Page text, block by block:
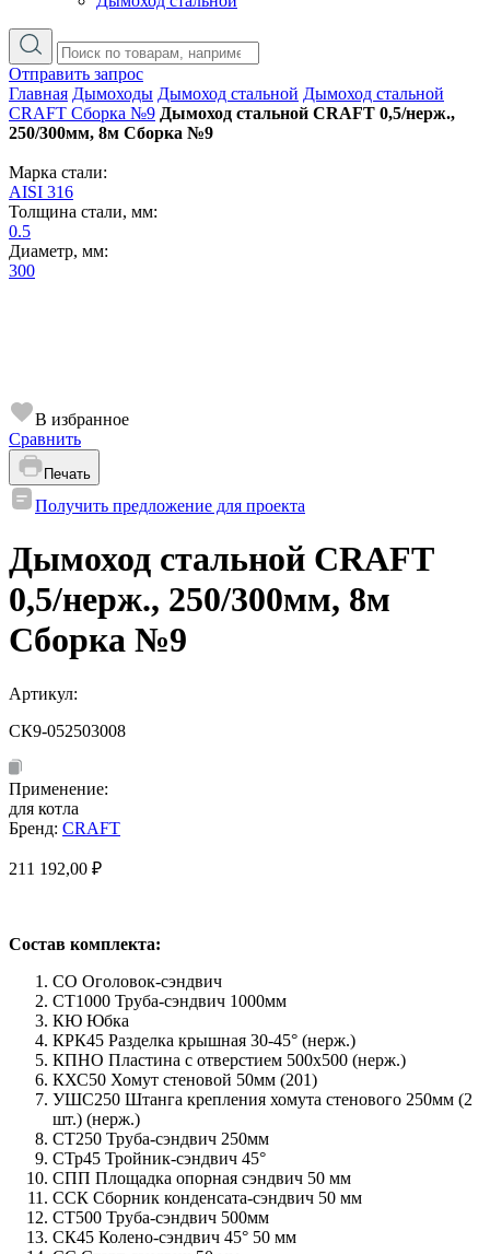
Отправить запрос
Главная Дымоходы Дымоход стальной Дымоход стальной
CRAFT Сборка №9 Дымоход стальной CRAFT 0,5/нерж.,
250/300мм, 8м Сборка №9
Марка стали:
AISI 316
Толщина стали, мм:
0.5
Диаметр, мм:
300
В избранное
Сравнить
Печать
Получить предложение для проекта
Дымоход стальной CRAFT
0,5/нерж., 250/300мм, 8м
Сборка №9
Артикул:
СК9-052503008
Применение:
для котла
Бренд: CRAFT
211 192,00 ₽
Состав комплекта:
СО Оголовок-сэндвич
СТ1000 Труба-сэндвич 1000мм
КЮ Юбка
КРК45 Разделка крышная 30-45° (нерж.)
КПНО Пластина с отверстием 500х500 (нерж.)
КХС50 Хомут стеновой 50мм (201)
УШС250 Штанга крепления хомута стенового 250мм (2
шт.) (нерж.)
СТ250 Труба-сэндвич 250мм
СТр45 Тройник-сэндвич 45°
СПП Площадка опорная сэндвич 50 мм
ССК Сборник конденсата-сэндвич 50 мм
СТ500 Труба-сэндвич 500мм
СК45 Колено-сэндвич 45° 50 мм